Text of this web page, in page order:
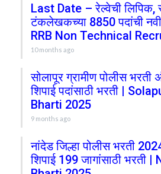
Last Date – रेल्वेची लिपिक,
टंकलेखकच्या 8850 पदांची
RRB Non Technical
10 months ago
सोलापूर ग्रामीण पोलीस भरती
शिपाई पदांसाठी भरती |
Bharti 2025
9 months ago
नांदेड जिल्हा पोलीस भरती
शिपाई 199 जागांसाठी भरती